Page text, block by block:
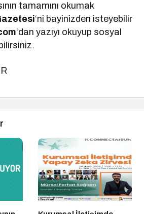
tamamını okumak
‘ni bayinizden isteyebilir
‘dan yazıyı okuyup sosyal